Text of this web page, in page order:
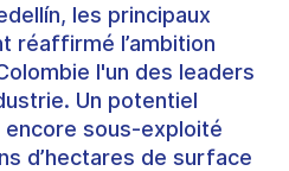
les principaux
réaffirmé l’ambition
l'un des leaders
Un potentiel
sous-exploité
d’hectares de surface